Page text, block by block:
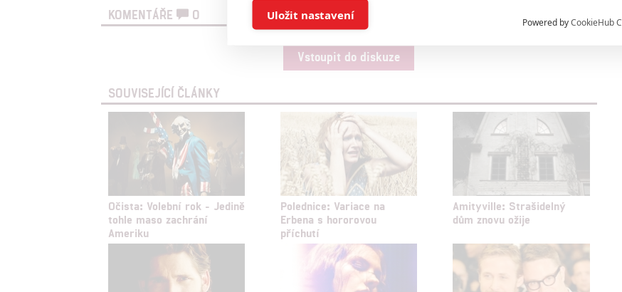
KOMENTÁŘE 0
Vstoupit do diskuze
SOUVISEJÍCÍ ČLÁNKY
Očista: Volební rok - Jedině
tohle maso zachrání
Ameriku
Polednice: Variace na
Erbena s hororovou
příchutí
Amityville: Strašidelný
dům znovu ožije
Ukládání a/nebo přístup k informacím v zařízení
Reklama založená na omezených údajích a měření reklamy
služeb
Udělením souhlasu s účely a funkcemi zde uvedenými dáváte nám i našim
možnost: Zajištění bezpečnosti, předcházení a zjišťování podvodů a
Poskytování a zobrazování reklamy a obsahu
Powered byCookieHub
Uložit nastavení